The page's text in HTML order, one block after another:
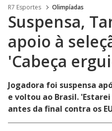
R7 Esportes Olimpíadas
Suspensa,
apoio à
'Cabeça
Jogadora foi suspensa
e voltou ao Brasil.
antes da final contra os